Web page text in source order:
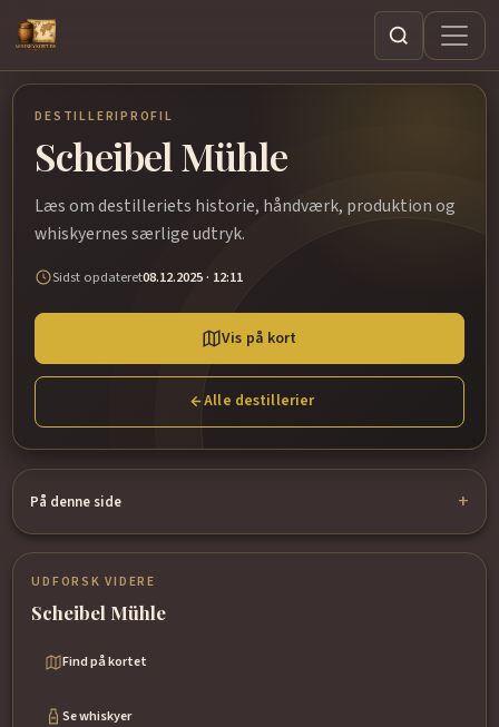
Søg
DESTILLERIPROFIL
Scheibel Mühle
Læs om destilleriets historie, håndværk, produktion og
whiskyernes særlige udtryk.
Sidst opdateret08.12.2025 · 12:11
Vis på kort
Alle destillerier
På denne side
UDFORSK VIDERE
Scheibel Mühle
Find på kortet
Se whiskyer